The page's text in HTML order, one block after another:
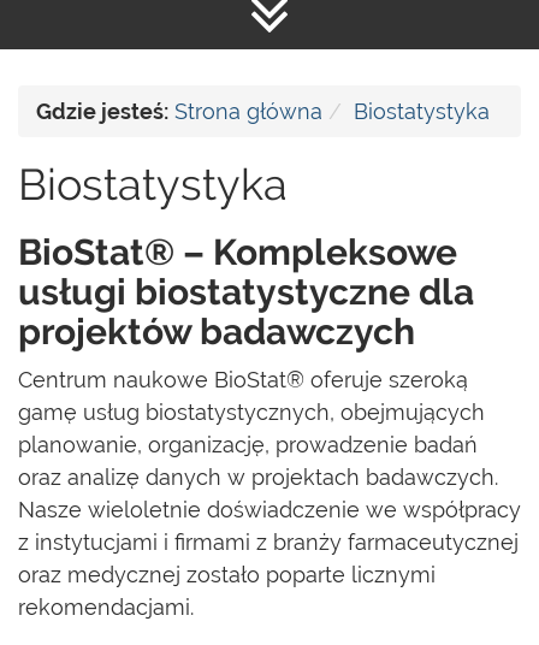
Gdzie jesteś: Strona główna Biostatystyka
Biostatystyka
BioStat® – Kompleksowe
usługi biostatystyczne dla
projektów badawczych
Centrum naukowe BioStat® oferuje szeroką
gamę usług biostatystycznych, obejmujących
planowanie, organizację, prowadzenie badań
oraz analizę danych w projektach badawczych.
Nasze wieloletnie doświadczenie we współpracy
z instytucjami i firmami z branży farmaceutycznej
oraz medycznej zostało poparte licznymi
rekomendacjami.